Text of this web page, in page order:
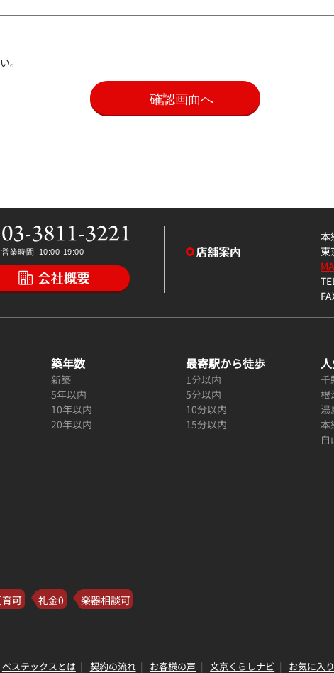
。
本
東
築年数
新築
5年以内
10年以内
20年以内
最寄駅から徒歩
1分以内
5分以内
10分以内
15分以内
千
根
湯
本
白
可 礼金0 楽器相談可
ベステックスとは 契約の流れ お客様の声 文京くらしナビ お気に入